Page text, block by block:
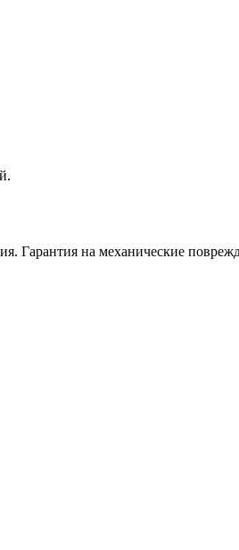
Гарантия на механические